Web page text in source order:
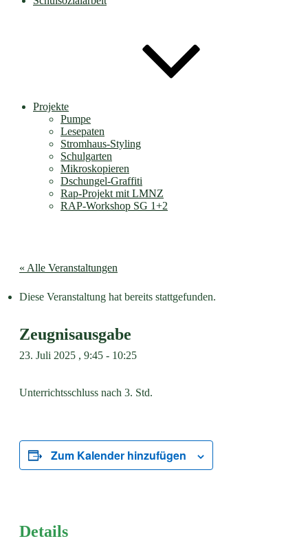
Projekte
Pumpe
Lesepaten
Stromhaus-Styling
Schulgarten
Mikroskopieren
Dschungel-Graffiti
Rap-Projekt mit LMNZ
RAP-Workshop SG 1+2
« Alle Veranstaltungen
Diese Veranstaltung hat bereits stattgefunden.
Zeugnisausgabe
23. Juli 2025 , 9:45 - 10:25
Unterrichtsschluss nach 3. Std.
Zum Kalender hinzufügen
Details